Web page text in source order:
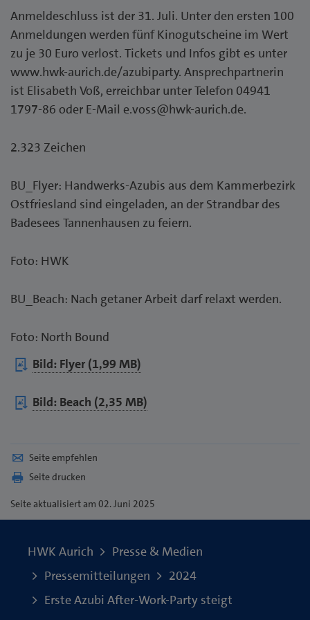
Anmeldeschluss ist der 31. Juli. Unter den ersten 100
Anmeldungen werden fünf Kinogutscheine im Wert
zu je 30 Euro verlost. Tickets und Infos gibt es unter
www.hwk-aurich.de/azubiparty. Ansprechpartnerin
ist Elisabeth Voß, erreichbar unter Telefon 04941
1797-86 oder E-Mail e.voss@hwk-aurich.de.
2.323 Zeichen
BU_Flyer: Handwerks-Azubis aus dem Kammerbezirk
Ostfriesland sind eingeladen, an der Strandbar des
Badesees Tannenhausen zu feiern.
Foto: HWK
BU_Beach: Nach getaner Arbeit darf relaxt werden.
Foto: North Bound
Bild: Flyer (1,99 MB)
Bild: Beach (2,35 MB)
Seite empfehlen
Seite drucken
Seiteaktualisiert am 02. Juni 2025
HWK Aurich
Presse & Medien
Pressemitteilungen
2024
Erste Azubi After-Work-Party steigt